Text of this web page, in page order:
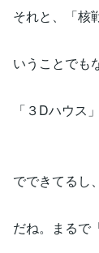
それと、「核
いうことでも
「３Dハウス
でできてるし
だね。まるで